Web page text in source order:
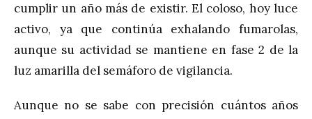
cumplir un año más de existir. El coloso, hoy luce
activo, ya que continúa exhalando fumarolas,
aunque su actividad se mantiene en fase 2 de la
luz amarilla del semáforo de vigilancia.
Aunque no se sabe con precisión cuántos años